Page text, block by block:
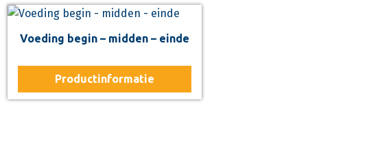
Voeding begin – midden – einde
Productinformatie